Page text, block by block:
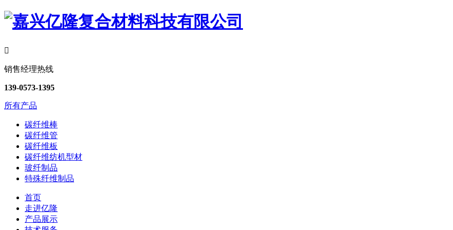

销售经理热线
139-0573-1395
所有产品
碳纤维棒
碳纤维管
碳纤维板
碳纤维纺机型材
玻纤制品
特殊纤维制品
首页
走进亿隆
产品展示